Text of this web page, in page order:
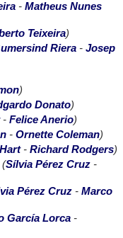
- Matheus Nunes
Teixeira)
Riera - Josep
)
Donato)
- Felice Anerio)
- Ornette Coleman)
- Richard Rodgers)
(Sílvia Pérez Cruz -
Pérez Cruz - Marco
García Lorca -